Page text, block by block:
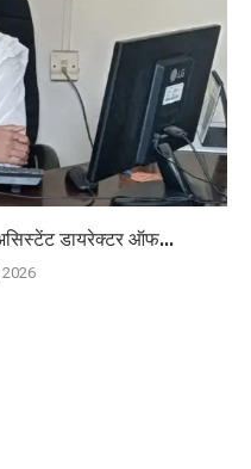
डायरेक्टर ऑफ...